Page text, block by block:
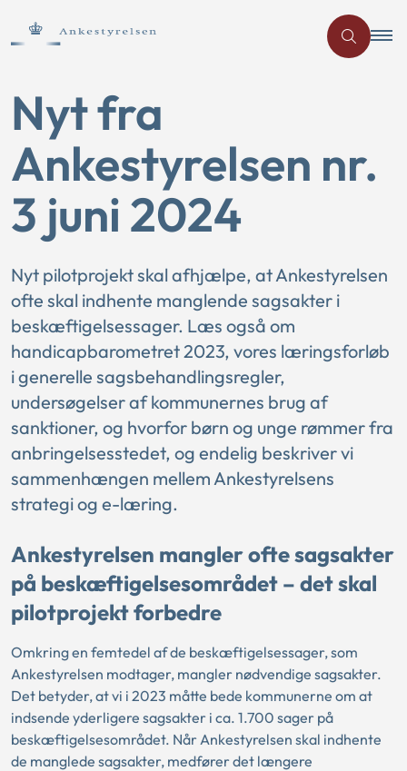
Nyt fra
Ankestyrelsen nr.
3 juni 2024
Nyt pilotprojekt skal afhjælpe, at Ankestyrelsen
ofte skal indhente manglende sagsakter i
beskæftigelsessager. Læs også om
handicapbarometret 2023, vores læringsforløb
i generelle sagsbehandlingsregler,
undersøgelser af kommunernes brug af
sanktioner, og hvorfor børn og unge rømmer fra
anbringelsesstedet, og endelig beskriver vi
sammenhængen mellem Ankestyrelsens
strategi og e-læring.
Ankestyrelsen mangler ofte sagsakter
på beskæftigelsesområdet – det skal
pilotprojekt forbedre
Omkring en femtedel af de beskæftigelsessager, som
Ankestyrelsen modtager, mangler nødvendige sagsakter.
Det betyder, at vi i 2023 måtte bede kommunerne om at
indsende yderligere sagsakter i ca. 1.700 sager på
beskæftigelsesområdet. Når Ankestyrelsen skal indhente
de manglede sagsakter, medfører det længere